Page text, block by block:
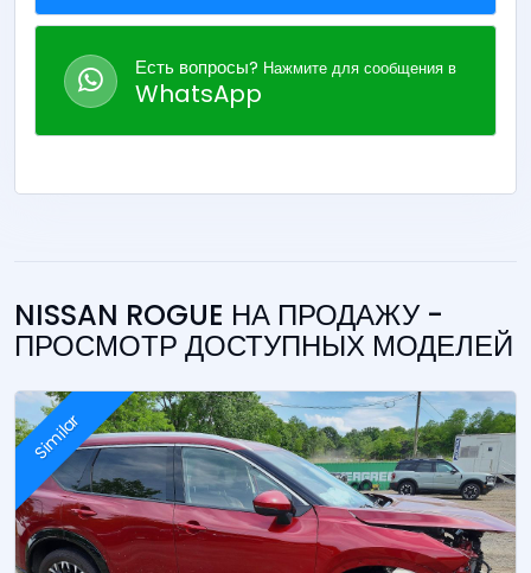
Есть вопросы? Нажмите для сообщения в
WhatsApp
NISSAN ROGUE НА ПРОДАЖУ -
ПРОСМОТР ДОСТУПНЫХ МОДЕЛЕЙ
Similar